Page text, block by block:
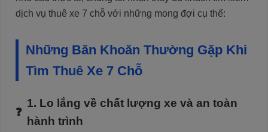
dịch vụ thuê xe 7 chỗ với những mong đợi cụ thể:
Những Băn Khoăn Thường Gặp Khi
Tìm Thuê Xe 7 Chỗ
1. Lo lắng về chất lượng xe và an toàn
hành trình